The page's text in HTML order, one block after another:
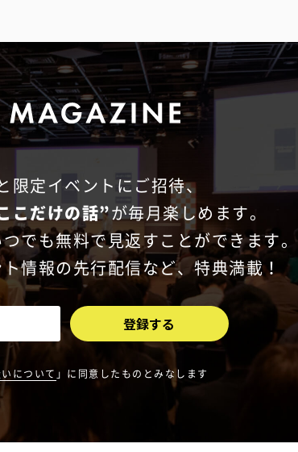
限定イベントにご招待、
こだけの話”が毎月楽しめます。
でも無料で見返すことができます。
情報の先行配信など、特典満載！
について 」に同意したものとみなします